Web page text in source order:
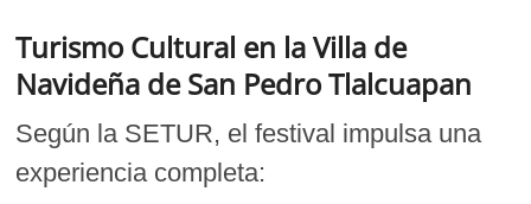
Turismo Cultural en la Villa de
Navideña de San Pedro Tlalcuapan
Según la SETUR, el festival impulsa una
experiencia completa: